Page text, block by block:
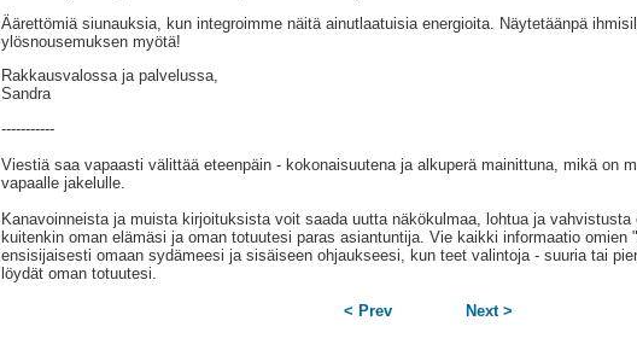
Äärettömiä siunauksia, kun integroimme näitä ainutlaatuisia energioita. Näytetäänpä
ylösnousemuksen myötä!
Rakkausvalossa ja palvelussa,
Sandra
-----------
Viestiä saa vapaasti välittää eteenpäin - kokonaisuutena ja alkuperä mainittuna, mikä on
vapaalle jakelulle.
Kanavoinneista ja muista kirjoituksista voit saada uutta näkökulmaa, lohtua ja
kuitenkin oman elämäsi ja oman totuutesi paras asiantuntija. Vie kaikki informaatio omien
ensisijaisesti omaan sydämeesi ja sisäiseen ohjaukseesi, kun teet valintoja - suuria tai
löydät oman totuutesi.
< Prev Next >